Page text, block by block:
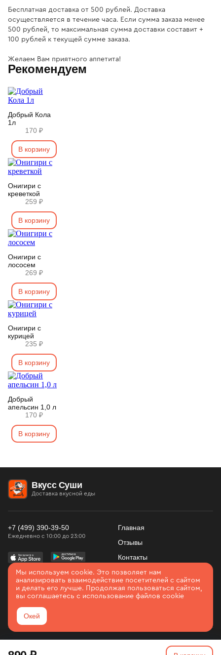
Использование
cookies
Мы используем cookie. Это позволяет нам
анализировать взаимодействие посетителей с сайтом
и делать его лучше. Продолжая пользоваться сайтом,
вы соглашаетесь с использование файлов cookie
Окей
Бесплатная доставка от 500 рублей. Доставка
осуществляется в течение часа. Если сумма заказа менее
500 рублей, то максимальная сумма доставки составит +
100 рублей к текущей сумме заказа.
Желаем Вам приятного аппетита!
Рекомендуем
Добрый Кола
1л
170 ₽
В корзину
Онигири с
креветкой
259 ₽
В корзину
Онигири с
лососем
269 ₽
В корзину
Онигири с
курицей
235 ₽
В корзину
Добрый
апельсин 1,0 л
170 ₽
В корзину
Вкусс Суши
Доставка вкусной еды
+7 (499) 390-39-50
Ежедневно с 10:00 до 23:00
Войти
Главная
Отзывы
Контакты
Конфиденциальность
Соглашение
Карта сайта
Серпухов